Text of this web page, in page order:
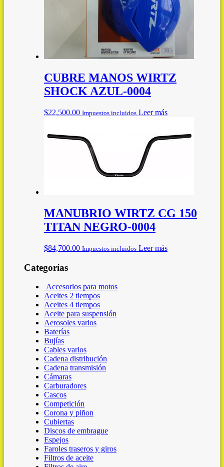
CUBRE MANOS WIRTZ
SHOCK AZUL-0004
$22,500.00 Impuestos incluidos Leer más
MANUBRIO WIRTZ CG 150
TITAN NEGRO-0004
$84,700.00 Impuestos incluidos Leer más
Categorías
Accesorios para motos
Aceites 2 tiempos
Aceites 4 tiempos
Aceite para suspensión
Aerosoles varios
Baterías
Bujías
Cables varios
Cadena distribución
Cadena transmisión
Cámaras
Carburadores
Cascos
Competición
Corona y piñon
Cubiertas
Discos de embrague
Espejos
Faroles traseros y giros
Filtros de aceite